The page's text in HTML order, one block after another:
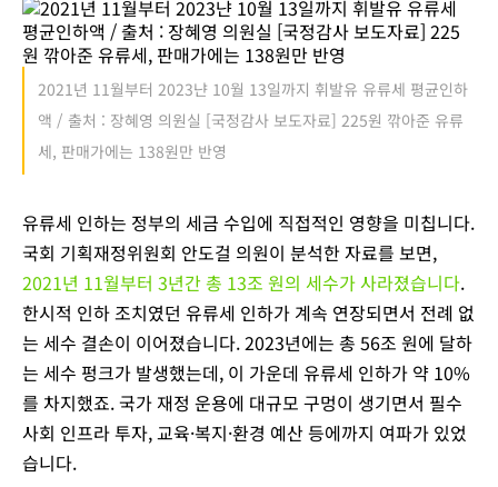
2021년 11월부터 2023냔 10월 13일까지 휘발유 유류세 평균인하
액 / 출처 : 장혜영 의원실 [국정감사 보도자료] 225원 깎아준 유류
세, 판매가에는 138원만 반영
유류세 인하는 정부의 세금 수입에 직접적인 영향을 미칩니다.
국회 기획재정위원회 안도걸 의원이 분석한 자료를 보면,
2021년 11월부터 3년간 총 13조 원의 세수가 사라졌습니다.
한시적 인하 조치였던 유류세 인하가 계속 연장되면서 전례 없
는 세수 결손이 이어졌습니다. 2023년에는 총 56조 원에 달하
는 세수 펑크가 발생했는데, 이 가운데 유류세 인하가 약 10%
를 차지했죠. 국가 재정 운용에 대규모 구멍이 생기면서 필수
사회 인프라 투자, 교육·복지·환경 예산 등에까지 여파가 있었
습니다.